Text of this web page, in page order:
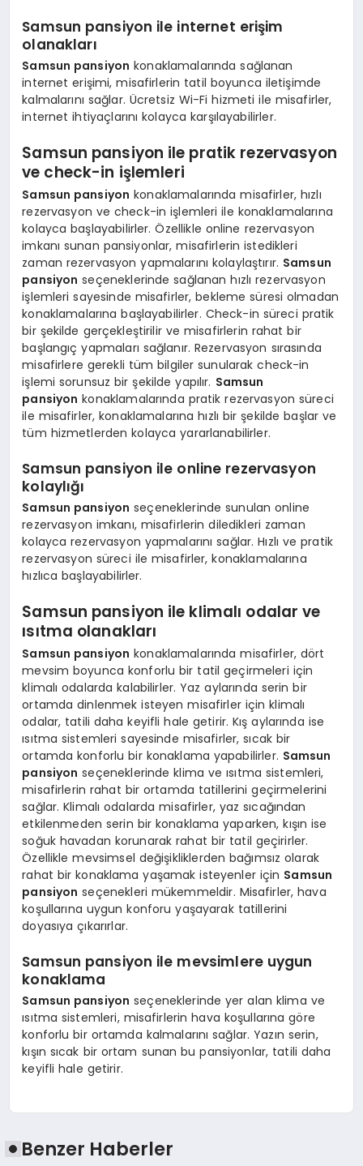
Samsun pansiyon ile internet erişim
olanakları
Samsun pansiyon konaklamalarında sağlanan
internet erişimi, misafirlerin tatil boyunca iletişimde
kalmalarını sağlar. Ücretsiz Wi-Fi hizmeti ile misafirler,
internet ihtiyaçlarını kolayca karşılayabilirler.
Samsun pansiyon ile pratik rezervasyon
ve check-in işlemleri
Samsun pansiyon konaklamalarında misafirler, hızlı
rezervasyon ve check-in işlemleri ile konaklamalarına
kolayca başlayabilirler. Özellikle online rezervasyon
imkanı sunan pansiyonlar, misafirlerin istedikleri
zaman rezervasyon yapmalarını kolaylaştırır. Samsun
pansiyon seçeneklerinde sağlanan hızlı rezervasyon
işlemleri sayesinde misafirler, bekleme süresi olmadan
konaklamalarına başlayabilirler. Check-in süreci pratik
bir şekilde gerçekleştirilir ve misafirlerin rahat bir
başlangıç yapmaları sağlanır. Rezervasyon sırasında
misafirlere gerekli tüm bilgiler sunularak check-in
işlemi sorunsuz bir şekilde yapılır. Samsun
pansiyon konaklamalarında pratik rezervasyon süreci
ile misafirler, konaklamalarına hızlı bir şekilde başlar ve
tüm hizmetlerden kolayca yararlanabilirler.
Samsun pansiyon ile online rezervasyon
kolaylığı
Samsun pansiyon seçeneklerinde sunulan online
rezervasyon imkanı, misafirlerin diledikleri zaman
kolayca rezervasyon yapmalarını sağlar. Hızlı ve pratik
rezervasyon süreci ile misafirler, konaklamalarına
hızlıca başlayabilirler.
Samsun pansiyon ile klimalı odalar ve
ısıtma olanakları
Samsun pansiyon konaklamalarında misafirler, dört
mevsim boyunca konforlu bir tatil geçirmeleri için
klimalı odalarda kalabilirler. Yaz aylarında serin bir
ortamda dinlenmek isteyen misafirler için klimalı
odalar, tatili daha keyifli hale getirir. Kış aylarında ise
ısıtma sistemleri sayesinde misafirler, sıcak bir
ortamda konforlu bir konaklama yapabilirler. Samsun
pansiyon seçeneklerinde klima ve ısıtma sistemleri,
misafirlerin rahat bir ortamda tatillerini geçirmelerini
sağlar. Klimalı odalarda misafirler, yaz sıcağından
etkilenmeden serin bir konaklama yaparken, kışın ise
soğuk havadan korunarak rahat bir tatil geçirirler.
Özellikle mevsimsel değişikliklerden bağımsız olarak
rahat bir konaklama yaşamak isteyenler için Samsun
pansiyon seçenekleri mükemmeldir. Misafirler, hava
koşullarına uygun konforu yaşayarak tatillerini
doyasıya çıkarırlar.
Samsun pansiyon ile mevsimlere uygun
konaklama
Samsun pansiyon seçeneklerinde yer alan klima ve
ısıtma sistemleri, misafirlerin hava koşullarına göre
konforlu bir ortamda kalmalarını sağlar. Yazın serin,
kışın sıcak bir ortam sunan bu pansiyonlar, tatili daha
keyifli hale getirir.
Benzer Haberler